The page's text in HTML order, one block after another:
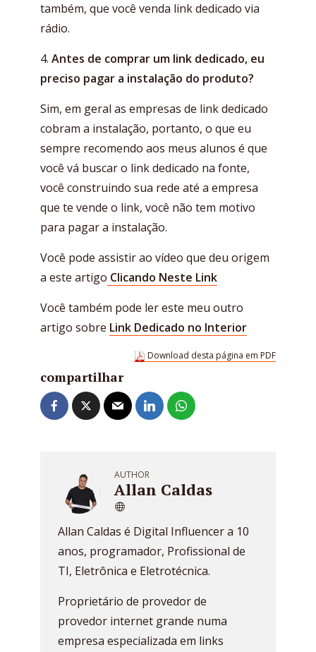
também, que você venda link dedicado via
rádio.
4. Antes de comprar um link dedicado, eu
preciso pagar a instalação do produto?
Sim, em geral as empresas de link dedicado
cobram a instalação, portanto, o que eu
sempre recomendo aos meus alunos é que
você vá buscar o link dedicado na fonte,
você construindo sua rede até a empresa
que te vende o link, você não tem motivo
para pagar a instalação.
Você pode assistir ao vídeo que deu origem
a este artigo Clicando Neste Link
Você também pode ler este meu outro
artigo sobre Link Dedicado no Interior
Download desta página em PDF
compartilhar
AUTHOR
Allan Caldas
Allan Caldas é Digital Influencer a 10
anos, programador, Profissional de
TI, Eletrônica e Eletrotécnica.
Proprietário de provedor de
provedor internet grande numa
empresa especializada em links